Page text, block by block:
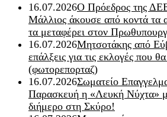
16.07.2026Ο Πρόεδρος της
Μάλλιος άκουσε από κοντά τα
τα μεταφέρει στον
16.07.2026Μητσοτάκης από
επάλξεις για τις εκλογές που
(φωτορεπορταζ)
16.07.2026Σωματείο
Παρασκευή η «Λευκή Νύχτα»
διήμερο στη Σκύρο!